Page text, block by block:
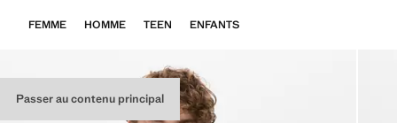
Passer au contenu principal
FEMME HOMME TEEN ENFANTS